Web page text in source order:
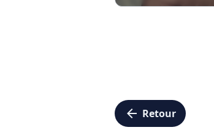
arrow_left Retour